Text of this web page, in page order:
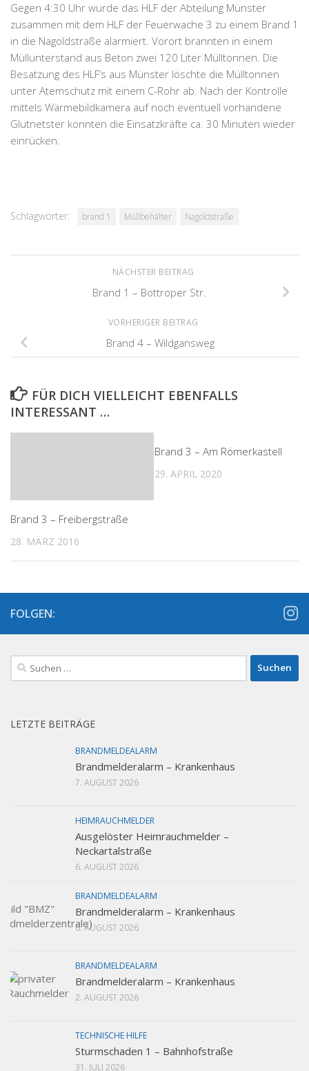
Gegen 4:30 Uhr wurde das HLF der Abteilung Münster
zusammen mit dem HLF der Feuerwache 3 zu einem Brand 1
in die Nagoldstraße alarmiert. Vorort brannten in einem
Müllunterstand aus Beton zwei 120 Liter Mülltonnen. Die
Besatzung des HLF’s aus Münster löschte die Mülltonnen
unter Atemschutz mit einem C-Rohr ab. Nach der Kontrolle
mittels Wärmebildkamera auf noch eventuell vorhandene
Glutnetster konnten die Einsatzkräfte ca. 30 Minuten wieder
einrücken.
Schlagwörter: brand 1 Müllbehälter Nagoldstraße
NÄCHSTER BEITRAG
Brand 1 – Bottroper Str.
VORHERIGER BEITRAG
Brand 4 – Wildgansweg
FÜR DICH VIELLEICHT EBENFALLS
INTERESSANT …
Brand 3 – Freibergstraße
28. MÄRZ 2016
Brand 3 – Am Römerkastell
29. APRIL 2020
FOLGEN:
Suchen
nach:
LETZTE BEITRÄGE
BRANDMELDEALARM
Brandmelderalarm – Krankenhaus
7. AUGUST 2026
HEIMRAUCHMELDER
Ausgelöster Heimrauchmelder –
Neckartalstraße
6. AUGUST 2026
BRANDMELDEALARM
Brandmelderalarm – Krankenhaus
6. AUGUST 2026
BRANDMELDEALARM
Brandmelderalarm – Krankenhaus
2. AUGUST 2026
TECHNISCHE HILFE
Sturmschaden 1 – Bahnhofstraße
31. JULI 2026